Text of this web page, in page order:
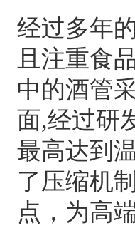
经过多年
且注重食
中的酒管
面,经过研
最高达到
了压缩机
点，为高